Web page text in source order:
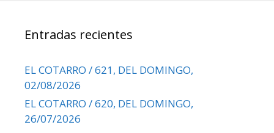
Entradas recientes
EL COTARRO / 621, DEL DOMINGO,
02/08/2026
EL COTARRO / 620, DEL DOMINGO,
26/07/2026